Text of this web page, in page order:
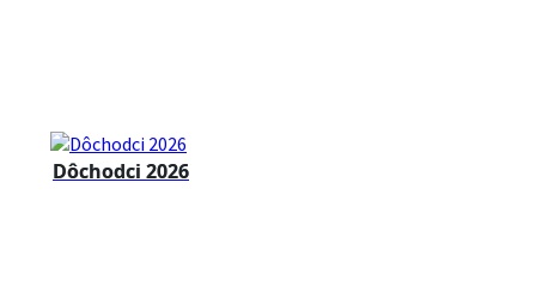
Dôchodci 2026